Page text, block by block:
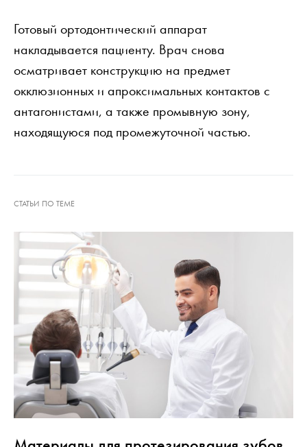
Готовый ортодонтический аппарат
накладывается пациенту. Врач снова
осматривает конструкцию на предмет
окклюзионных и апроксимальных контактов с
антагонистами, а также промывную зону,
находящуюся под промежуточной частью.